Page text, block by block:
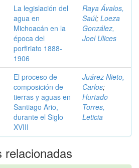
La legislación del
agua en
Michoacán en la
época del
porfiriato 1888-
1906
Raya Ávalos,
Saúl; Loeza
González,
Joel Ulices
El proceso de
composición de
tierras y aguas en
Santiago Ario,
durante el Siglo
XVIII
Juárez Nieto,
Carlos;
Hurtado
Torres,
Leticia
relacionadas